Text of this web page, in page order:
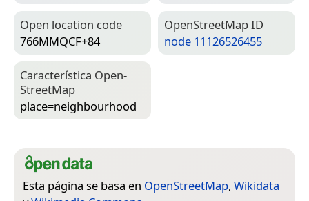
Open location code
766MMQCF+84
Open­Street­Map ID
node 11126526455
Característica Open­
Street­Map
place=­neighbourhood
Esta página se basa en OpenStreetMap, Wikidata